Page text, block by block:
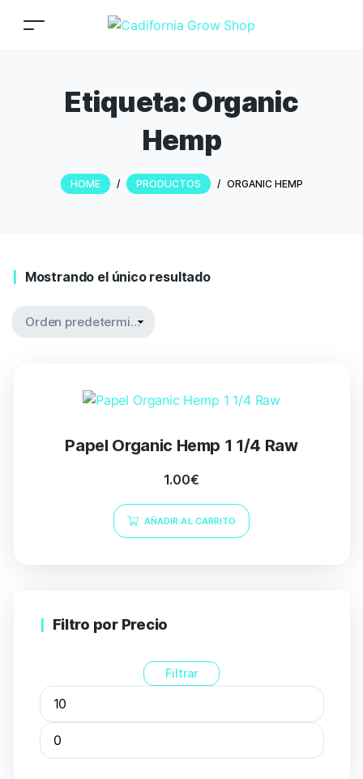
Etiqueta: Organic
Hemp
HOME / PRODUCTOS / ORGANIC HEMP
Mostrando el único resultado
Papel Organic Hemp 1 1/4 Raw
1.00€
AÑADIR AL CARRITO
Filtro por Precio
Filtrar